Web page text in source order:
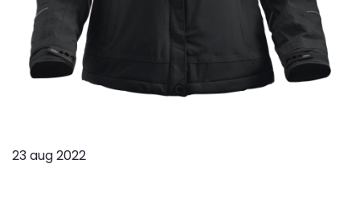
23 aug 2022